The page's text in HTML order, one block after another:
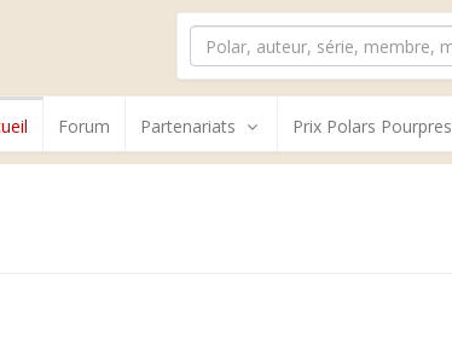
Forum Partenariats Prix Polars Pourpres